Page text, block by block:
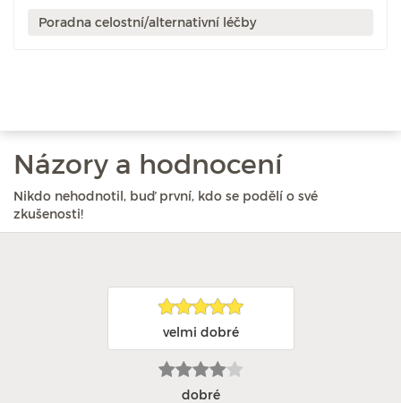
Poradna celostní/alternativní léčby
Názory a hodnocení
Nikdo nehodnotil, buď první, kdo se podělí o své
zkušenosti!
velmi dobré
dobré